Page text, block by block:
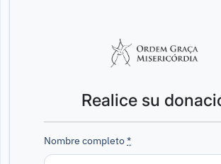
Realice su
Nombre completo*